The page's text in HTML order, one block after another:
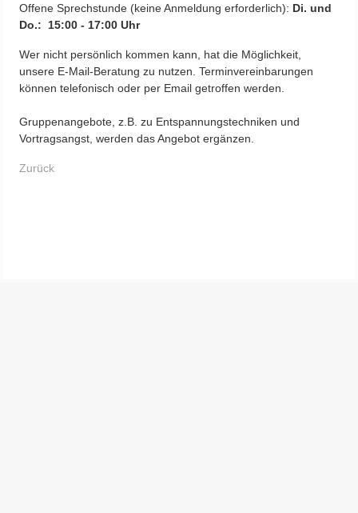
Offene Sprechstunde (keine Anmeldung erforderlich): Di. und
Do.: 15:00 - 17:00 Uhr
Wer nicht persönlich kommen kann, hat die Möglichkeit,
unsere E-Mail-Beratung zu nutzen. Terminvereinbarungen
können telefonisch oder per Email getroffen werden.
Gruppenangebote, z.B. zu Entspannungstechniken und
Vortragsangst, werden das Angebot ergänzen.
Zurück